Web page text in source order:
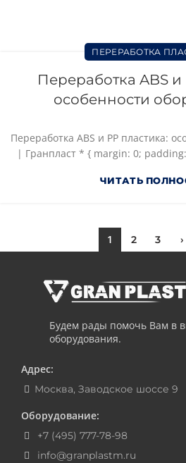
ПЕРЕРАБОТКА
Переработка ABS и
особенности
Переработка ABS и PP пластика:
| Гранпласт * { margin: 0;
ЧИТАТЬ
1 2 3 ›
Будем рады помочь Вам в
оборудования.
Адрес:
Москва, Заводское шоссе 9
Оборудование:
+7 (495) 777-78-98
info@granplastm.ru